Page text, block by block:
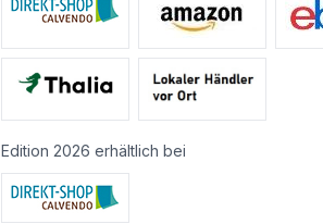
Edition 2026 erhältlich bei